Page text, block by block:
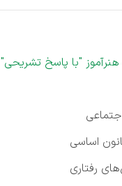
اساسی
رفتاری